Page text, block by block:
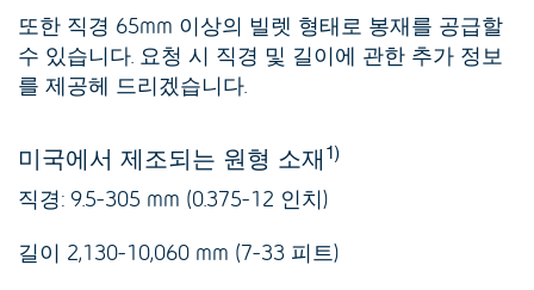
또한 직경 65mm 이상의 빌렛 형태로 봉재를 공급할
수 있습니다. 요청 시 직경 및 길이에 관한 추가 정보
를 제공헤 드리겠습니다.
미국에서 제조되는 원형 소재 1)
직경: 9.5-305 mm (0.375-12 인치)
길이 2,130-10,060 mm (7-33 피트)